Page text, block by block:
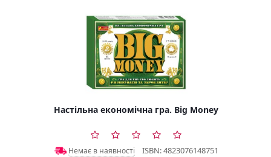
Настільна економічна гра. Big Money
Немає в наявності ISBN: 4823076148751